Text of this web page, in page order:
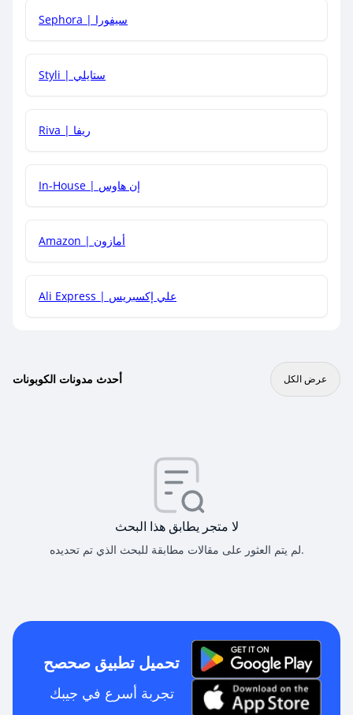
هل يمكنني جمع كود خصم مع العروض الأخرى؟
Sephora | سيفورا
Styli | ستايلي
Riva | ريفا
In-House | إن هاوس
Amazon | أمازون
Ali Express | علي إكسبريس
أحدث مدونات الكوبونات عرض الكل
لا متجر يطابق هذا البحث
لم يتم العثور على مقالات مطابقة للبحث الذي تم تحديده.
تحميل تطبيق صحصح
تجربة أسرع في جيبك